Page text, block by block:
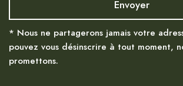
* Nous ne partagerons jamais votre
pouvez vous désinscrire à tout moment,
promettons.